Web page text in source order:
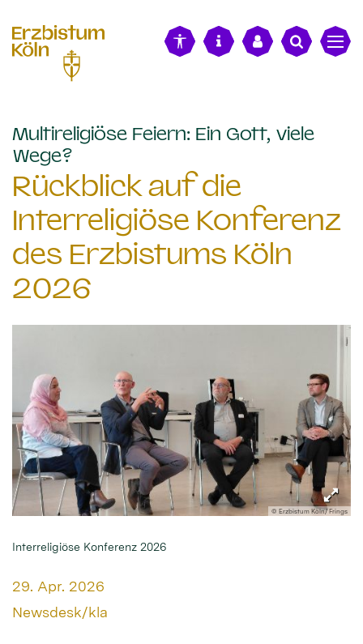
Multireligiöse Feiern: Ein Gott, viele
Wege?
Rückblick auf die
Interreligiöse Konferenz
des Erzbistums Köln
2026
© Erzbistum Köln/ Frings
Interreligiöse Konferenz 2026
Datum:
29. Apr. 2026
Von:
Newsdesk/kla